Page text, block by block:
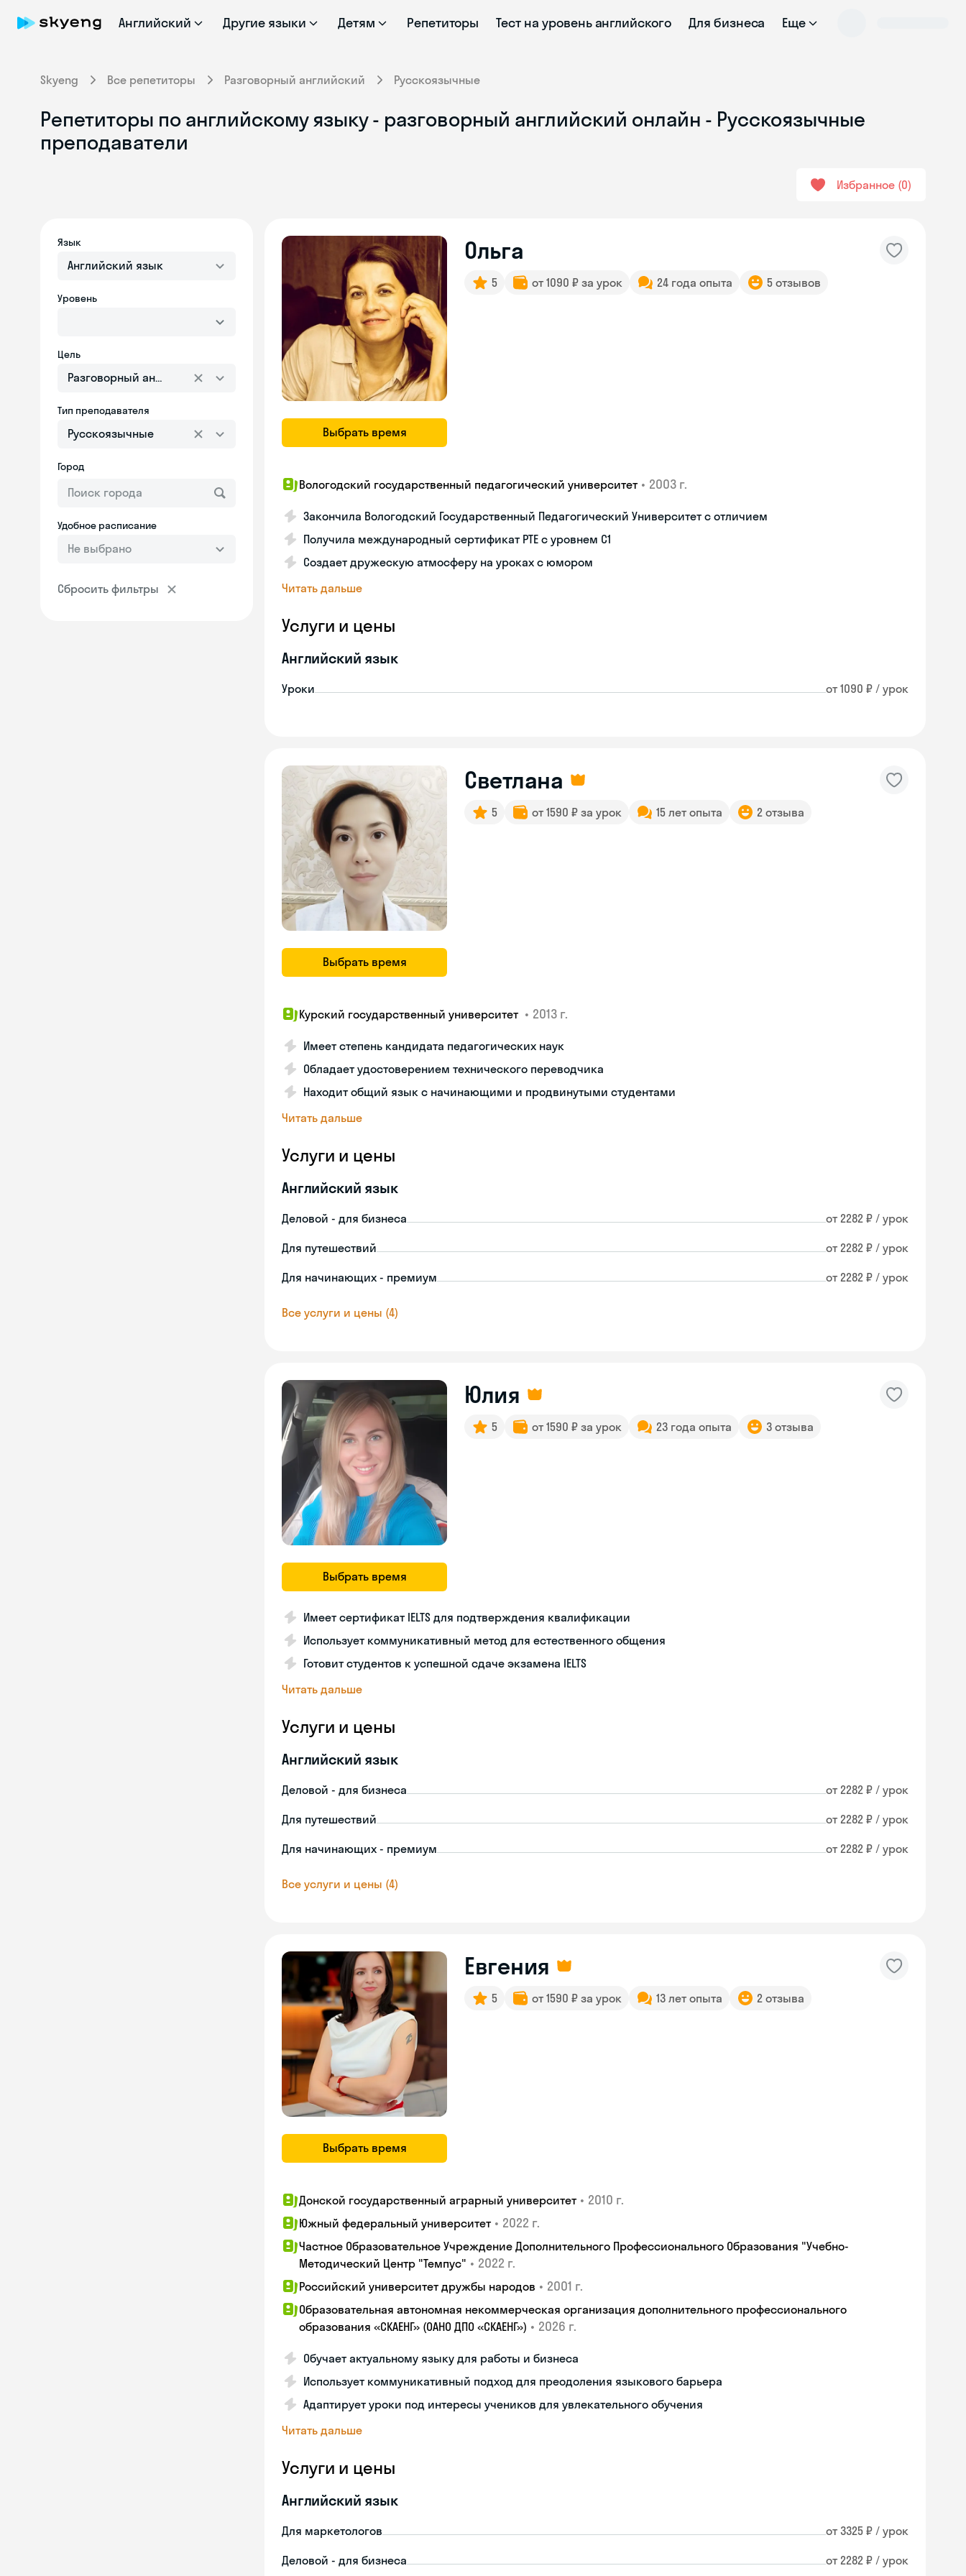
Английский Другие языки Детям Репетиторы Тест на уровень английского Для бизнеса Еще
Skyeng Все репетиторы Разговорный английский Русскоязычные
Репетиторы по английскому языку - разговорный английский онлайн - Русскоязычные
преподаватели
Избранное 0
Язык
Английский язык
Уровень
Цель
Разговорный английский
Тип преподавателя
Русскоязычные
Город
Удобное расписание
Не выбрано
Сбросить фильтры
Выбрать время
Ольга
5 от 1090 ₽ за урок 24 года опыта 5 отзывов
Вологодский государственный педагогический университет • 2003 г.
Закончила Вологодский Государственный Педагогический Университет с отличием
Получила международный сертификат PTE с уровнем C1
Создает дружескую атмосферу на уроках с юмором
Читать дальше
Услуги и цены
Английский язык
Уроки от 1090 ₽ / урок
Выбрать время
Светлана
5 от 1590 ₽ за урок 15 лет опыта 2 отзыва
Курский государственный университет • 2013 г.
Имеет степень кандидата педагогических наук
Обладает удостоверением технического переводчика
Находит общий язык с начинающими и продвинутыми студентами
Читать дальше
Услуги и цены
Английский язык
Деловой - для бизнеса от 2282 ₽ / урок
Для путешествий от 2282 ₽ / урок
Для начинающих - премиум от 2282 ₽ / урок
Все услуги и цены (4)
Выбрать время
Юлия
5 от 1590 ₽ за урок 23 года опыта 3 отзыва
Имеет сертификат IELTS для подтверждения квалификации
Использует коммуникативный метод для естественного общения
Готовит студентов к успешной сдаче экзамена IELTS
Читать дальше
Услуги и цены
Английский язык
Деловой - для бизнеса от 2282 ₽ / урок
Для путешествий от 2282 ₽ / урок
Для начинающих - премиум от 2282 ₽ / урок
Все услуги и цены (4)
Выбрать время
Евгения
5 от 1590 ₽ за урок 13 лет опыта 2 отзыва
Донской государственный аграрный университет • 2010 г.
Южный федеральный университет • 2022 г.
Частное Образовательное Учреждение Дополнительного Профессионального Образования "Учебно-
Методический Центр "Темпус" • 2022 г.
Российский университет дружбы народов • 2001 г.
Образовательная автономная некоммерческая организация дополнительного профессионального
образования «СКАЕНГ» (ОАНО ДПО «СКАЕНГ») • 2026 г.
Обучает актуальному языку для работы и бизнеса
Использует коммуникативный подход для преодоления языкового барьера
Адаптирует уроки под интересы учеников для увлекательного обучения
Читать дальше
Услуги и цены
Английский язык
Для маркетологов от 3325 ₽ / урок
Деловой - для бизнеса от 2282 ₽ / урок
online